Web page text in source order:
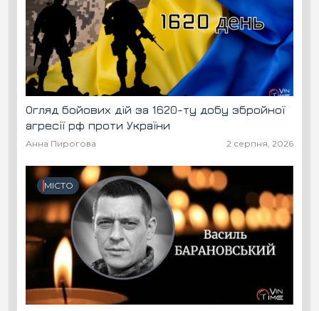
Огляд бойових дій за 1620-ту добу збройної
агресії рф проти України
Анна Пирогова 2 серпня, 2026
МІСТО